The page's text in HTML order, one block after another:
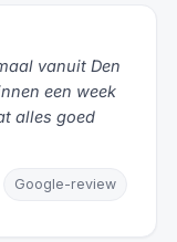
vanuit Den
een week
alles goed
Google-review